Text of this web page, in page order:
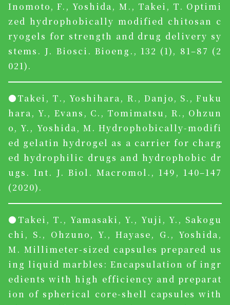
Inomoto, F., Yoshida, M., Takei, T. Optimi
zed hydrophobically modified chitosan c
ryogels for strength and drug delivery sy
stems. J. Biosci. Bioeng., 132 (1), 81–87 (2
021).
●Takei, T., Yoshihara, R., Danjo, S., Fuku
hara, Y., Evans, C., Tomimatsu, R., Ohzun
o, Y., Yoshida, M. Hydrophobically-modifi
ed gelatin hydrogel as a carrier for charg
ed hydrophilic drugs and hydrophobic dr
ugs. Int. J. Biol. Macromol., 149, 140–147
(2020).
●Takei, T., Yamasaki, Y., Yuji, Y., Sakogu
chi, S., Ohzuno, Y., Hayase, G., Yoshida,
M. Millimeter-sized capsules prepared us
ing liquid marbles: Encapsulation of ingr
edients with high efficiency and preparat
ion of spherical core-shell capsules with